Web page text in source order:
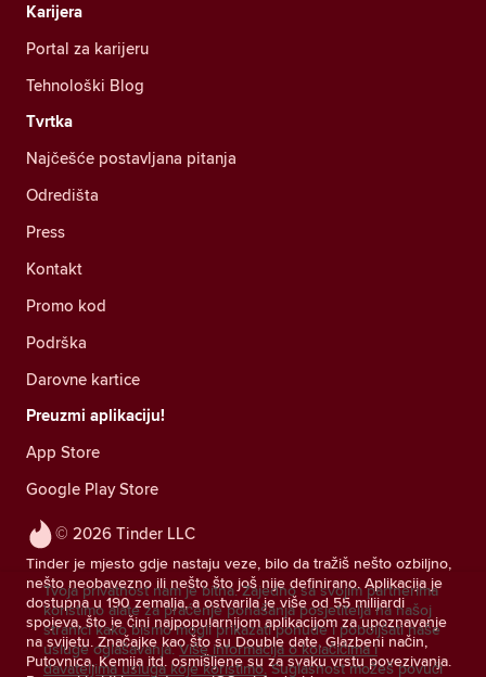
© 2026 Tinder LLC
Tinder je mjesto gdje nastaju veze, bilo da tražiš nešto ozbiljno,
nešto neobavezno ili nešto što još nije definirano. Aplikacija je
dostupna u 190 zemalja, a ostvarila je više od 55 milijardi
spojeva, što je čini najpopularnijom aplikacijom za upoznavanje
na svijetu. Značajke kao što su Double date, Glazbeni način,
Putovnica, Kemija itd. osmišljene su za svaku vrstu povezivanja.
Karijera
Portal za karijeru
Tehnološki Blog
Tvrtka
Najčešće postavljana pitanja
Odredišta
Press
Kontakt
Promo kod
Podrška
Darovne kartice
Preuzmi aplikaciju!
App Store
Google Play Store
Tvoja privatnost nam je bitna. Zajedno sa svojim partnerima
koristimo alate za praćenje ponašanja posjetitelja na našoj
stranici kako bismo mogli prikazati ponude i poboljšati naše
usluge oglašavanja. Više informacija o kolačićima i
davateljima usluga koje koristimo. Suglasnost možeš povući